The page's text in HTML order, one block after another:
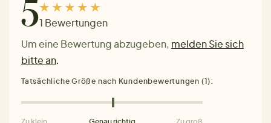
51 Bewertungen
Um eine Bewertung abzugeben, melden Sie sich
bitte an.
Tatsächliche Größe nach Kundenbewertungen (1):